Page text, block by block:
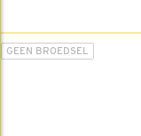
GEEN BROEDSEL